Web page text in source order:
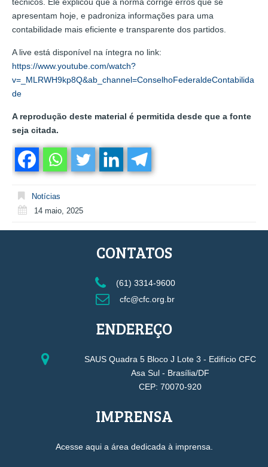
apresentam hoje, e padroniza informações para uma
contabilidade mais eficiente e transparente dos partidos.
A live está disponível na íntegra no link:
https://www.youtube.com/watch?
v=_MLRWH9kp8Q&ab_channel=ConselhoFederaldeContabilida
de
A reprodução deste material é permitida desde que a fonte
seja citada.
Notícias
14 maio, 2025
CONTATOS
(61) 3314-9600
cfc@cfc.org.br
ENDEREÇO
SAUS Quadra 5 Bloco J Lote 3 - Edifício CFC
Asa Sul - Brasília/DF
CEP: 70070-920
IMPRENSA
Acesse aqui a área dedicada à imprensa.